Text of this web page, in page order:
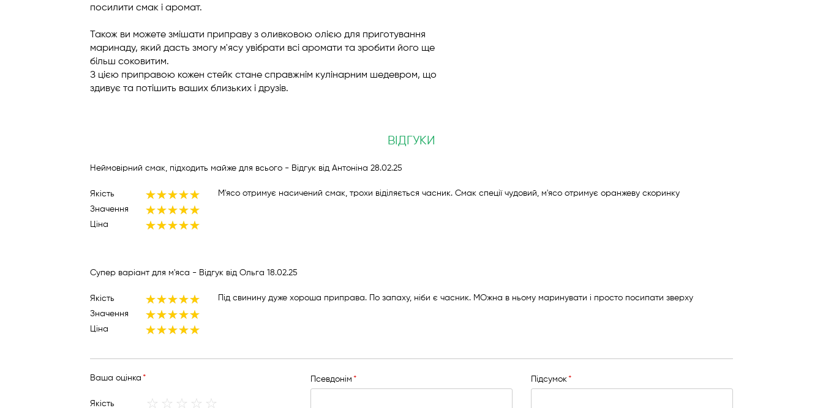
посилити смак і аромат.
Також ви можете змішати приправу з оливковою олією для приготування
маринаду, який дасть змогу м'ясу увібрати всі аромати та зробити його ще
більш соковитим.
З цією приправою кожен стейк стане справжнім кулінарним шедевром, що
здивує та потішить ваших близьких і друзів.
ВІДГУКИ
Неймовірний смак, підходить майже для всього - Відгук від Антоніна Опубліковано
28.02.25
Якість
100%
Значення
100%
Ціна
М'ясо отримує насичений смак, трохи віділяється часник. Смак спеції чудовий, м'ясо отримує оранжеву скоринку
Супер варіант для м'яса - Відгук від Ольга Опубліковано
18.02.25
Якість
100%
Значення
100%
Ціна
Під свинину дуже хороша приправа. По запаху, ніби є часник. МОжна в ньому маринувати і просто посипати зверху
Вашa оцінка
Якість
1
2
3
4
Псевдонім Підсумок